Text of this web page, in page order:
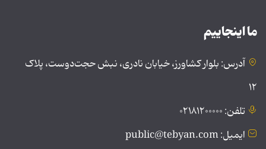
ما اینجاییم
آدرس: بلوار کشاورز، خیابان نادری، نبش حجت‌دوست، پلاک
۱۲
تلفن: ۰۲۱۸۱۲۰۰۰۰۰
ایمیل: public@tebyan.com